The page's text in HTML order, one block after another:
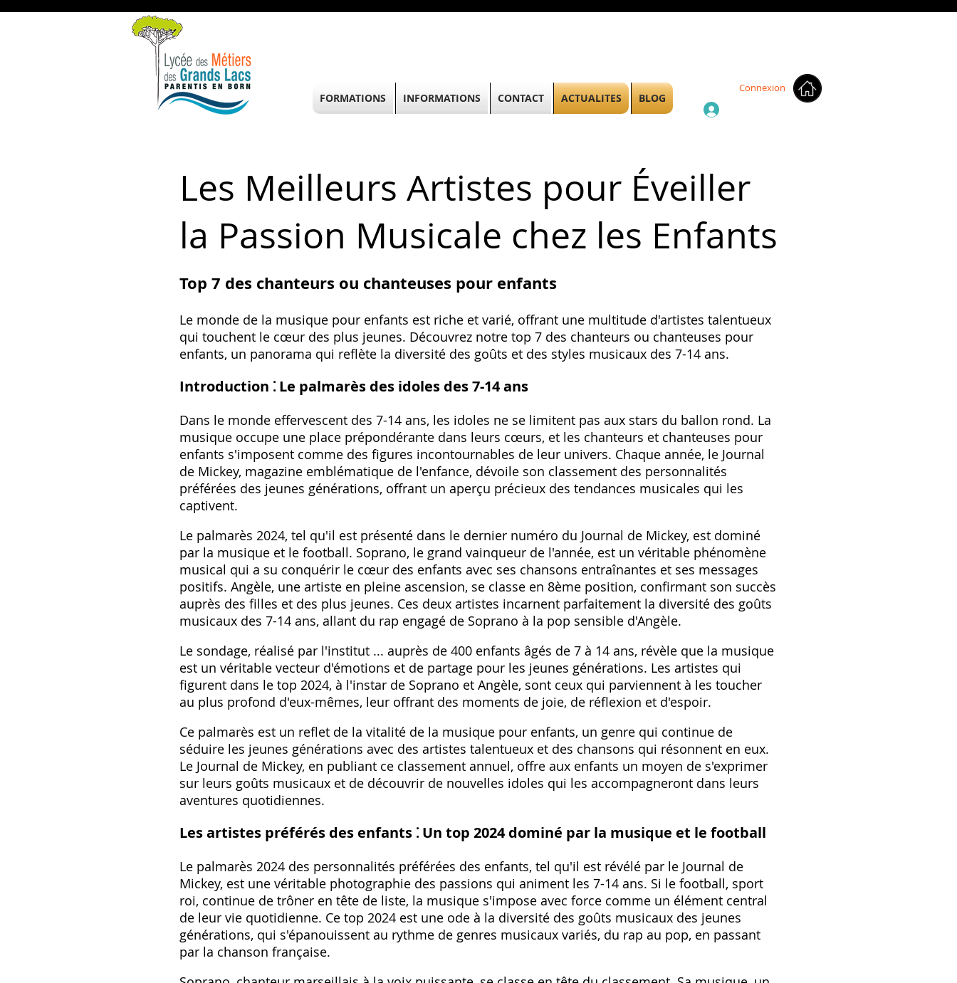
Connexion
Les Meilleurs Artistes pour Éveiller
la Passion Musicale chez les Enfants
Top 7 des chanteurs ou chanteuses pour enfants
Le monde de la musique pour enfants est riche et varié, offrant une multitude d'artistes talentueux
qui touchent le cœur des plus jeunes. Découvrez notre top 7 des chanteurs ou chanteuses pour
enfants, un panorama qui reflète la diversité des goûts et des styles musicaux des 7-14 ans.
Introduction ⁚ Le palmarès des idoles des 7-14 ans
Dans le monde effervescent des 7-14 ans, les idoles ne se limitent pas aux stars du ballon rond. La
musique occupe une place prépondérante dans leurs cœurs, et les chanteurs et chanteuses pour
enfants s'imposent comme des figures incontournables de leur univers. Chaque année, le Journal
de Mickey, magazine emblématique de l'enfance, dévoile son classement des personnalités
préférées des jeunes générations, offrant un aperçu précieux des tendances musicales qui les
captivent.
Le palmarès 2024, tel qu'il est présenté dans le dernier numéro du Journal de Mickey, est dominé
par la musique et le football. Soprano, le grand vainqueur de l'année, est un véritable phénomène
musical qui a su conquérir le cœur des enfants avec ses chansons entraînantes et ses messages
positifs. Angèle, une artiste en pleine ascension, se classe en 8ème position, confirmant son succès
auprès des filles et des plus jeunes. Ces deux artistes incarnent parfaitement la diversité des goûts
musicaux des 7-14 ans, allant du rap engagé de Soprano à la pop sensible d'Angèle.
Le sondage, réalisé par l'institut ... auprès de 400 enfants âgés de 7 à 14 ans, révèle que la musique
est un véritable vecteur d'émotions et de partage pour les jeunes générations. Les artistes qui
figurent dans le top 2024, à l'instar de Soprano et Angèle, sont ceux qui parviennent à les toucher
au plus profond d'eux-mêmes, leur offrant des moments de joie, de réflexion et d'espoir.
Ce palmarès est un reflet de la vitalité de la musique pour enfants, un genre qui continue de
séduire les jeunes générations avec des artistes talentueux et des chansons qui résonnent en eux.
Le Journal de Mickey, en publiant ce classement annuel, offre aux enfants un moyen de s'exprimer
sur leurs goûts musicaux et de découvrir de nouvelles idoles qui les accompagneront dans leurs
aventures quotidiennes.
Les artistes préférés des enfants ⁚ Un top 2024 dominé par la musique et le football
Le palmarès 2024 des personnalités préférées des enfants, tel qu'il est révélé par le Journal de
Mickey, est une véritable photographie des passions qui animent les 7-14 ans. Si le football, sport
roi, continue de trôner en tête de liste, la musique s'impose avec force comme un élément central
de leur vie quotidienne. Ce top 2024 est une ode à la diversité des goûts musicaux des jeunes
générations, qui s'épanouissent au rythme de genres musicaux variés, du rap au pop, en passant
par la chanson française.
FORMATIONS INFORMATIONS CONTACT ACTUALITES BLOG